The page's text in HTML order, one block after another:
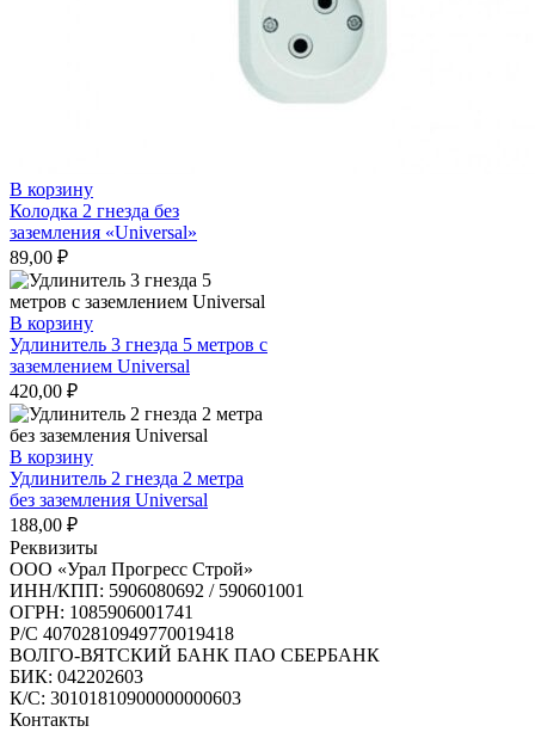
В корзину
Колодка 2 гнезда без
заземления «Universal»
89,00 ₽
В корзину
Удлинитель 3 гнезда 5 метров с
заземлением Universal
420,00 ₽
В корзину
Удлинитель 2 гнезда 2 метра
без заземления Universal
188,00 ₽
Реквизиты
ООО «Урал Прогресс Строй»
ИНН/КПП: 5906080692 / 590601001
ОГРН: 1085906001741
Р/C 40702810949770019418
ВОЛГО-ВЯТСКИЙ БАНК ПАО СБЕРБАНК
БИК: 042202603
К/С: 30101810900000000603
Контакты